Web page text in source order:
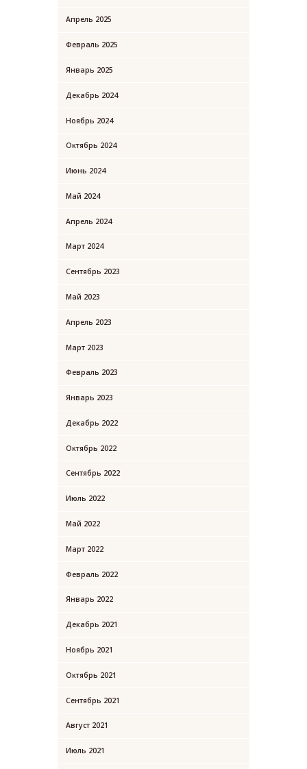
Апрель 2025
Февраль 2025
Январь 2025
Декабрь 2024
Ноябрь 2024
Октябрь 2024
Июнь 2024
Май 2024
Апрель 2024
Март 2024
Сентябрь 2023
Май 2023
Апрель 2023
Март 2023
Февраль 2023
Январь 2023
Декабрь 2022
Октябрь 2022
Сентябрь 2022
Июль 2022
Май 2022
Март 2022
Февраль 2022
Январь 2022
Декабрь 2021
Ноябрь 2021
Октябрь 2021
Сентябрь 2021
Август 2021
Июль 2021